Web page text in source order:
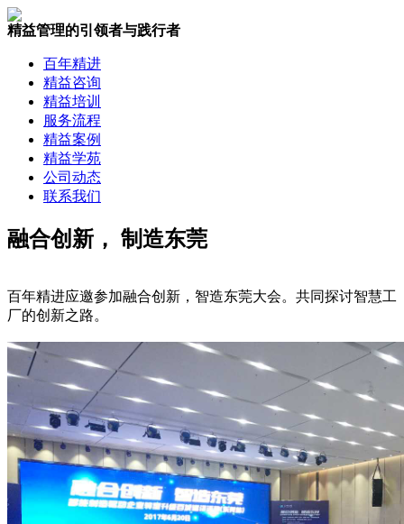
精益管理的引领者与践行者
百年精进
精益咨询
精益培训
服务流程
精益案例
精益学苑
公司动态
联系我们
融合创新， 制造东莞
百年精进应邀参加融合创新，智造东莞大会。共同探讨智慧工
厂的创新之路。